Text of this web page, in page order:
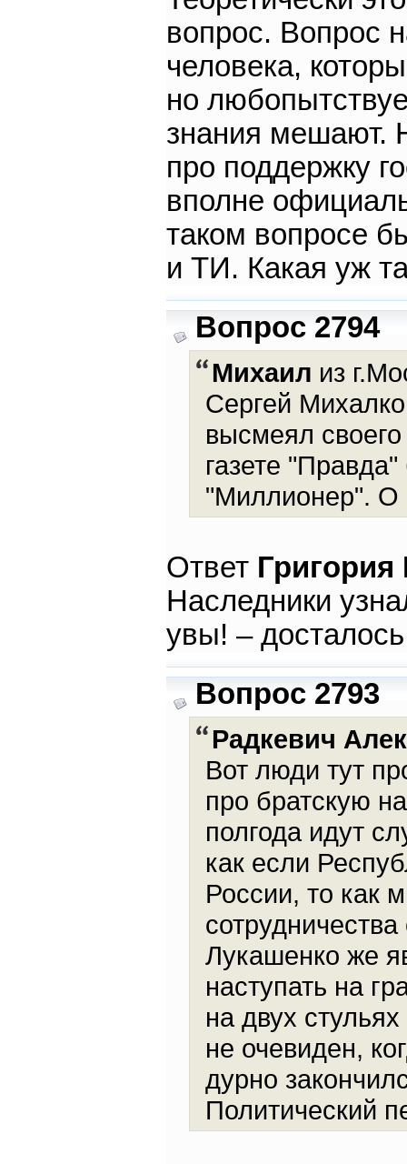
вопрос. Вопрос
человека,
но
знания мешают.
про поддержку
вполне
таком вопросе
и ТИ. Какая уж
Вопрос 2794
Михаил из
Сергей
высмеял
газете
"Миллионер". О
Ответ
Наследники
увы! –
Вопрос 2793
Радкевич
Вот люди тут
про братскую
полгода идут
как если
России, то как
Лукашенко же
наступать на
на двух
не очевиден,
дурно
Политический